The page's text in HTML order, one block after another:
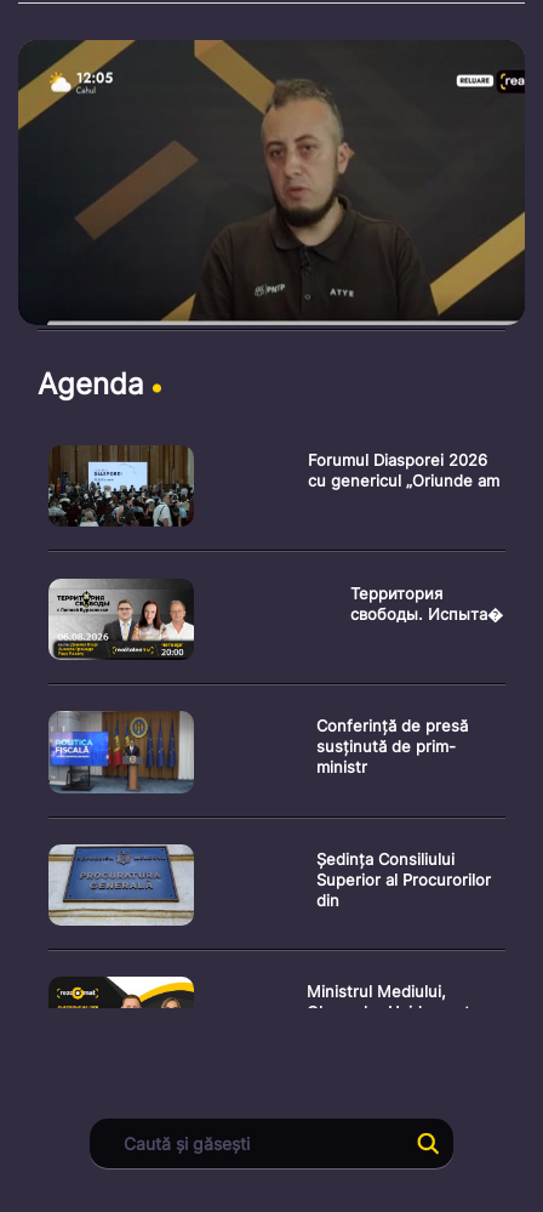
Agenda
Forumul Diasporei 2026
cu genericul „Oriunde am
Территория
свободы. Испыта�
Conferință de presă
susținută de prim-
ministr
Ședința Consiliului
Superior al Procurorilor
din
Ministrul Mediului,
Gheorghe Hajder, este
Consultări publice privind
proiectul de lege pent